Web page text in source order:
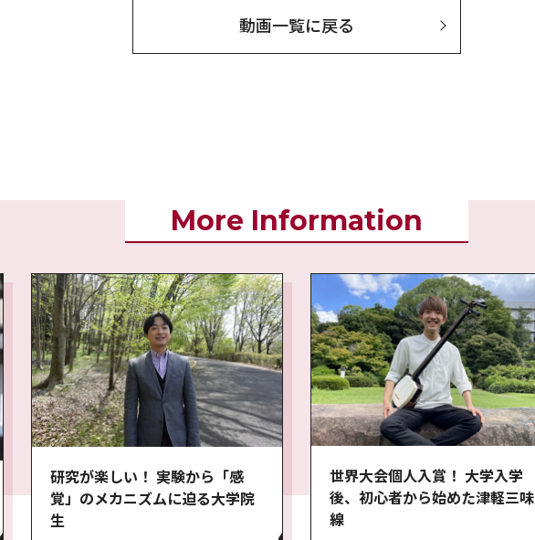
動画一覧に戻る
More Information
研究が楽しい！ 実験から「感
覚」のメカニズムに迫る大学院
生
世界大会個人入賞！ 大学入学
後、初心者から始めた津軽三味
線